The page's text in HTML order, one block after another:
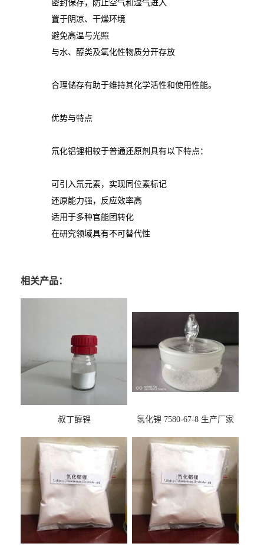
密封保存，防止空气和湿气进入
置于阴凉、干燥环境
避免高温与光照
与水、醇类及氧化性物质分开存放
合理储存有助于维持其化学活性和使用性能。
优势与特点
氘化铝锂相较于普通还原剂具有以下特点：
可引入氘元素，实现同位素标记
还原能力强，反应效率高
适用于多种官能团转化
在研究领域具有不可替代性
相关产品：
叔丁醇锂
氢化锂 7580-67-8 生产厂家